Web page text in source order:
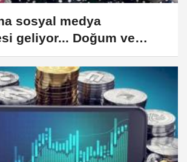
sosyal medya
geliyor... Doğum ve
artıyor!